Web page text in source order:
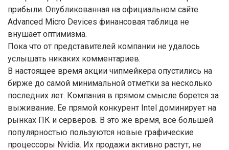
прибыли. Опубликованная на официальном сайте
Advanced Micro Devices финансовая таблица не
внушает оптимизма.
Пока что от представителей компании не удалось
услышать никаких комментариев.
В настоящее время акции чипмейкера опустились на
бирже до самой минимальной отметки за несколько
последних лет. Компания в прямом смысле борется за
выживание. Ее прямой конкурент Intel доминирует на
рынках ПК и серверов. В это же время, все большей
популярностью пользуются новые графические
процессоры Nvidia. Их продажи активно растут, не